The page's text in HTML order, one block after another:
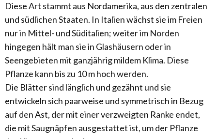
Diese Art stammt aus Nordamerika, aus den zentralen
und südlichen Staaten. In Italien wächst sie im Freien
nur in Mittel- und Süditalien; weiter im Norden
hingegen hält man sie in Glashäusern oder in
Seengebieten mit ganzjährig mildem Klima. Diese
Pflanze kann bis zu 10 m hoch werden.
Die Blätter sind länglich und gezähnt und sie
entwickeln sich paarweise und symmetrisch in Bezug
auf den Ast, der mit einer verzweigten Ranke endet,
die mit Saugnäpfen ausgestattet ist, um der Pflanze